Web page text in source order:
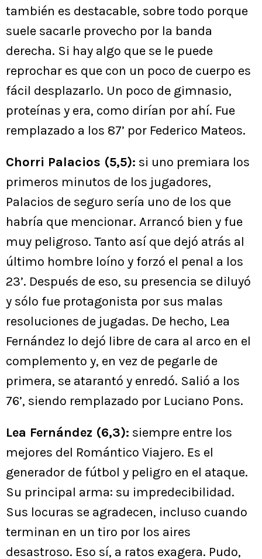
también es destacable, sobre todo porque
suele sacarle provecho por la banda
derecha. Si hay algo que se le puede
reprochar es que con un poco de cuerpo es
fácil desplazarlo. Un poco de gimnasio,
proteínas y era, como dirían por ahí. Fue
remplazado a los 87’ por Federico Mateos.
Chorri Palacios (5,5): si uno premiara los
primeros minutos de los jugadores,
Palacios de seguro sería uno de los que
habría que mencionar. Arrancó bien y fue
muy peligroso. Tanto así que dejó atrás al
último hombre loíno y forzó el penal a los
23’. Después de eso, su presencia se diluyó
y sólo fue protagonista por sus malas
resoluciones de jugadas. De hecho, Lea
Fernández lo dejó libre de cara al arco en el
complemento y, en vez de pegarle de
primera, se atarantó y enredó. Salió a los
76’, siendo remplazado por Luciano Pons.
Lea Fernández (6,3): siempre entre los
mejores del Romántico Viajero. Es el
generador de fútbol y peligro en el ataque.
Su principal arma: su impredecibilidad.
Sus locuras se agradecen, incluso cuando
terminan en un tiro por los aires
desastroso. Eso sí, a ratos exagera. Pudo,